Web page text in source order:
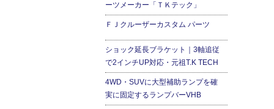
ーツメーカー「ＴＫテック」
ＦＪクルーザーカスタム パーツ
ショック延長ブラケット｜3軸追従
で2インチUP対応・元祖T.K TECH
4WD・SUVに大型補助ランプを確
実に固定するランプバーVHB